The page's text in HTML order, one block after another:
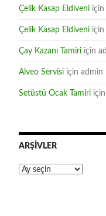
Çelik Kasap Eldiveni için
Çelik Kasap Eldiveni için
Çay Kazanı Tamiri için
Alveo Servisi için admin
Setüstü Ocak Tamiri için
ARŞIVLER
Arşivler